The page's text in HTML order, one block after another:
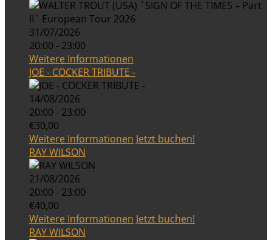
31/07/2026
20:00 - 23:00
Weitere Informationen
JOE - COCKER TRIBUTE -
14/08/2026
20:00 - 23:00
€30,00
Weitere Informationen Jetzt buchen!
RAY WILSON
21/08/2026
20:00 - 23:00
€40,00
Weitere Informationen Jetzt buchen!
RAY WILSON